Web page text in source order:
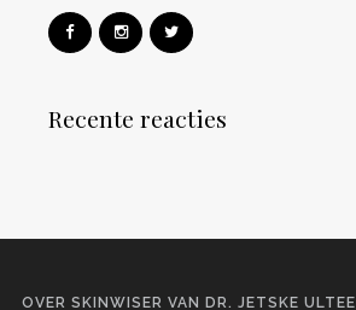
Recente reacties
OVER SKINWISER VAN DR. JETSKE ULTEE